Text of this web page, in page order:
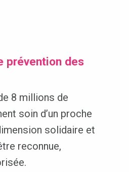
prévention des
8 millions de
soin d’un proche
solidaire et
reconnue,